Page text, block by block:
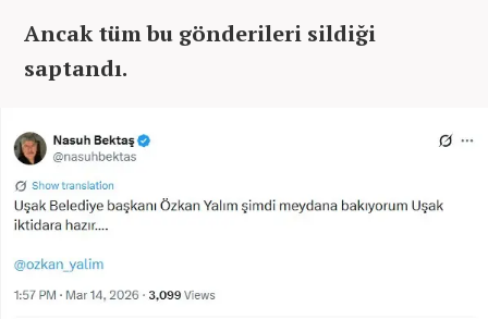
Ancak tüm bu gönderileri sildiği
saptandı.